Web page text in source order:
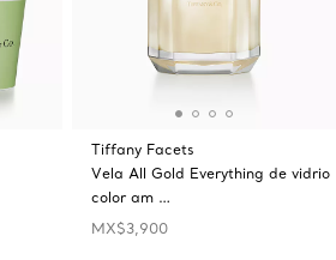
Tiffany Facets
Vela All Gold Everything de vidrio
color am …
MX$3,900